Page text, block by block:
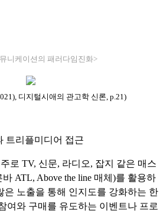
니케이션의 패러다임진화>
디지털시애의 관고학 신론, p.21)
트리플미디어 접근
로 TV, 신문, 라디오, 잡지 같은 매스
ATL, Above the line 매체)를 활용하
은 노출을 통해 인지도를 강화하는 한
여와 구매를 유도하는 이벤트나 프로